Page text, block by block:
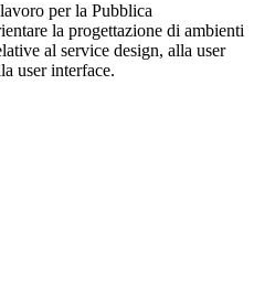
per la Pubblica
la progettazione di ambienti
al service design, alla user
user interface.